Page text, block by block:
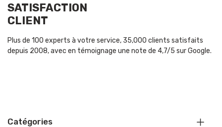
SATISFACTION
CLIENT
Plus de 100 experts à votre service, 35,000 clients satisfaits
depuis 2008, avec en témoignage une note de 4,7/5 sur Google.
Catégories